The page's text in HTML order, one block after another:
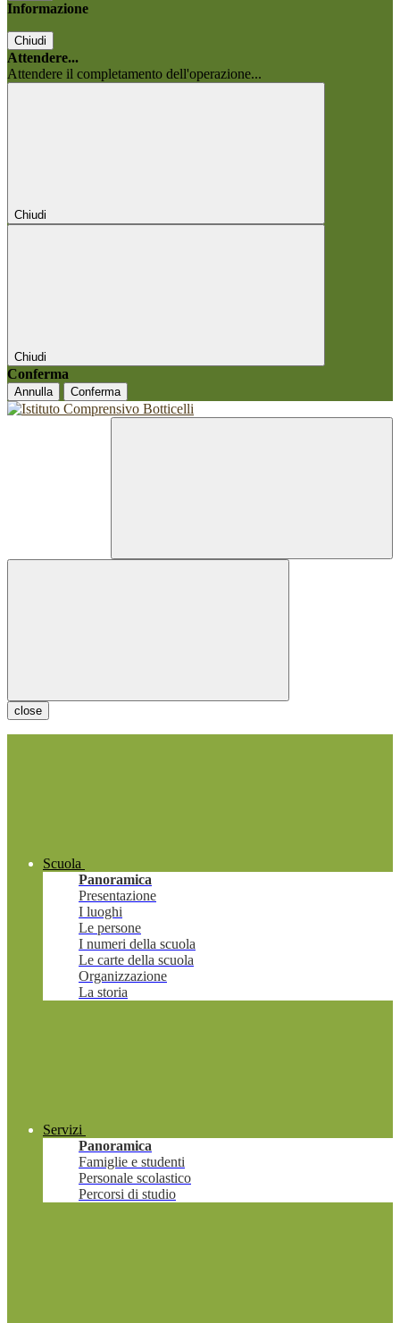
Informazione
Chiudi
Attendere...
Attendere il completamento dell'operazione...
Chiudi
Chiudi
Conferma
Annulla Conferma
close
Scuola
Panoramica
Presentazione
I luoghi
Le persone
I numeri della scuola
Le carte della scuola
Organizzazione
La storia
Servizi
Panoramica
Famiglie e studenti
Personale scolastico
Percorsi di studio